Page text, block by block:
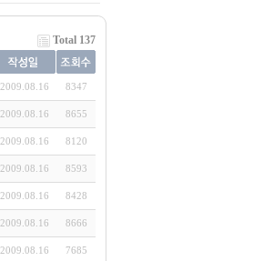
Total 137
2009.08.16 8347
2009.08.16 8655
2009.08.16 8120
2009.08.16 8593
2009.08.16 8428
2009.08.16 8666
2009.08.16 7685